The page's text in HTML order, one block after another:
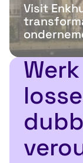
Visit